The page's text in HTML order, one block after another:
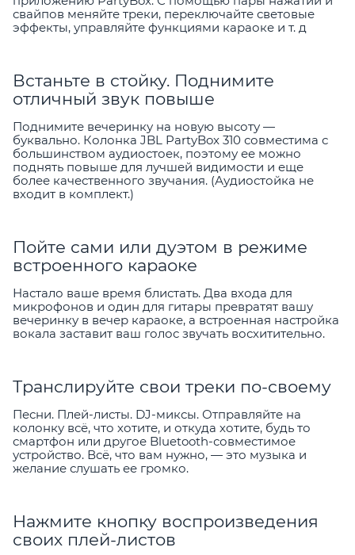
свайпов меняйте треки, переключайте световые
эффекты, управляйте функциями караоке и т. д
Встаньте в стойку. Поднимите
отличный звук повыше
Поднимите вечеринку на новую высоту —
буквально. Колонка JBL PartyBox 310 совместима с
большинством аудиостоек, поэтому ее можно
поднять повыше для лучшей видимости и еще
более качественного звучания. (Аудиостойка не
входит в комплект.)
Пойте сами или дуэтом в режиме
встроенного караоке
Настало ваше время блистать. Два входа для
микрофонов и один для гитары превратят вашу
вечеринку в вечер караоке, а встроенная настройка
вокала заставит ваш голос звучать восхитительно.
Транслируйте свои треки по-своему
Песни. Плей-листы. DJ-миксы. Отправляйте на
колонку всё, что хотите, и откуда хотите, будь то
смартфон или другое Bluetooth-совместимое
устройство. Всё, что вам нужно, — это музыка и
желание слушать ее громко.
Нажмите кнопку воспроизведения
своих плей-листов